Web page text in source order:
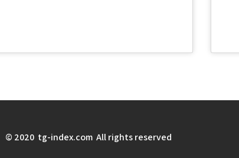
© 2020 tg-index.com All rights reserved